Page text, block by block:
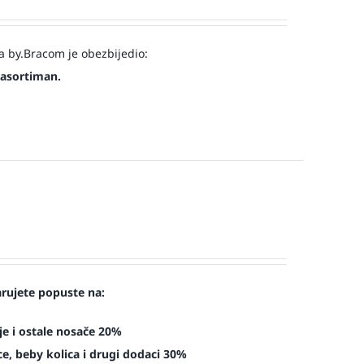
by.Bracom je obezbijedio:
popuste na:
i ostale nosače 20%
beby kolica i drugi dodaci 30%